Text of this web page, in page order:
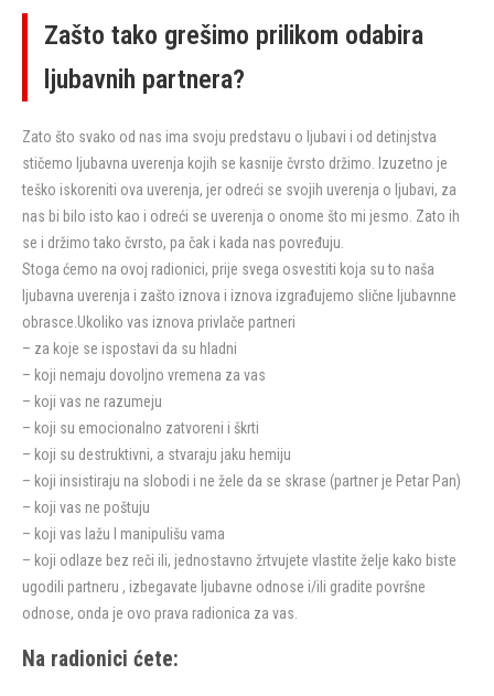
Zašto tako grešimo prilikom odabira
ljubavnih partnera?
Zato što svako od nas ima svoju predstavu o ljubavi i od detinjstva
stičemo ljubavna uverenja kojih se kasnije čvrsto držimo. Izuzetno je
teško iskoreniti ova uverenja, jer odreći se svojih uverenja o ljubavi, za
nas bi bilo isto kao i odreći se uverenja o onome što mi jesmo. Zato ih
se i držimo tako čvrsto, pa čak i kada nas povređuju.
Stoga ćemo na ovoj radionici, prije svega osvestiti koja su to naša
ljubavna uverenja i zašto iznova i iznova izgrađujemo slične ljubavnne
obrasce.Ukoliko vas iznova privlače partneri
– za koje se ispostavi da su hladni
– koji nemaju dovoljno vremena za vas
– koji vas ne razumeju
– koji su emocionalno zatvoreni i škrti
– koji su destruktivni, a stvaraju jaku hemiju
– koji insistiraju na slobodi i ne žele da se skrase (partner je Petar Pan)
– koji vas ne poštuju
– koji vas lažu I manipulišu vama
– koji odlaze bez reči ili, jednostavno žrtvujete vlastite želje kako biste
ugodili partneru , izbegavate ljubavne odnose i/ili gradite površne
odnose, onda je ovo prava radionica za vas.
Na radionici ćete: